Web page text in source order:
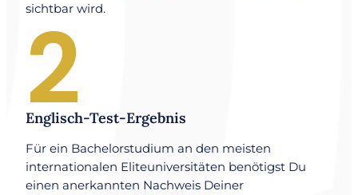
sichtbar wird.
2
Englisch-Test-Ergebnis
Für ein Bachelorstudium an den meisten
internationalen Eliteuniversitäten benötigst Du
einen anerkannten Nachweis Deiner